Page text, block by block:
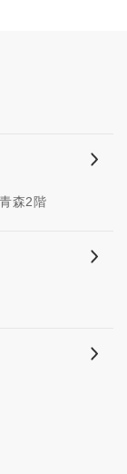
森2階